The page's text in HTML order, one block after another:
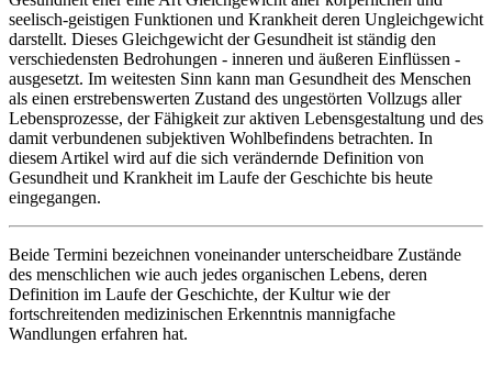
seelisch-geistigen Funktionen und Krankheit deren Ungleichgewicht
darstellt. Dieses Gleichgewicht der Gesundheit ist ständig den
verschiedensten Bedrohungen - inneren und äußeren Einflüssen -
ausgesetzt. Im weitesten Sinn kann man Gesundheit des Menschen
als einen erstrebenswerten Zustand des ungestörten Vollzugs aller
Lebensprozesse, der Fähigkeit zur aktiven Lebensgestaltung und des
damit verbundenen subjektiven Wohlbefindens betrachten. In
diesem Artikel wird auf die sich verändernde Definition von
Gesundheit und Krankheit im Laufe der Geschichte bis heute
eingegangen.
Beide Termini bezeichnen voneinander unterscheidbare Zustände
des menschlichen wie auch jedes organischen Lebens, deren
Definition im Laufe der Geschichte, der Kultur wie der
fortschreitenden medizinischen Erkenntnis mannigfache
Wandlungen erfahren hat.